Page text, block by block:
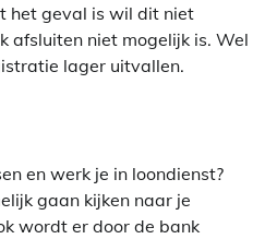
het geval is wil dit niet
afsluiten niet mogelijk is. Wel
lager uitvallen.
en werk je in loondienst?
gaan kijken naar je
wordt er door de bank